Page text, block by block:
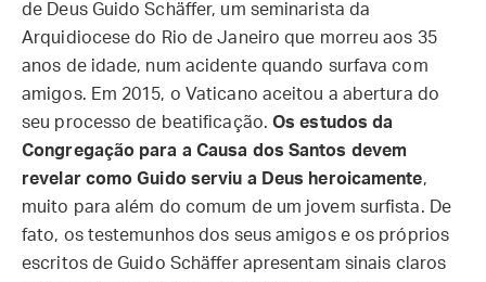
de Deus Guido Schäffer, um seminarista da
Arquidiocese do Rio de Janeiro que morreu aos 35
anos de idade, num acidente quando surfava com
amigos. Em 2015, o Vaticano aceitou a abertura do
seu processo de beatificação.Os estudos da
Congregação para a Causa dos Santos devem
revelar como Guido serviu a Deus heroicamente,
muito para além do comum de um jovem surfista. De
fato, os testemunhos dos seus amigos e os próprios
escritos de Guido Schäffer apresentam sinais claros